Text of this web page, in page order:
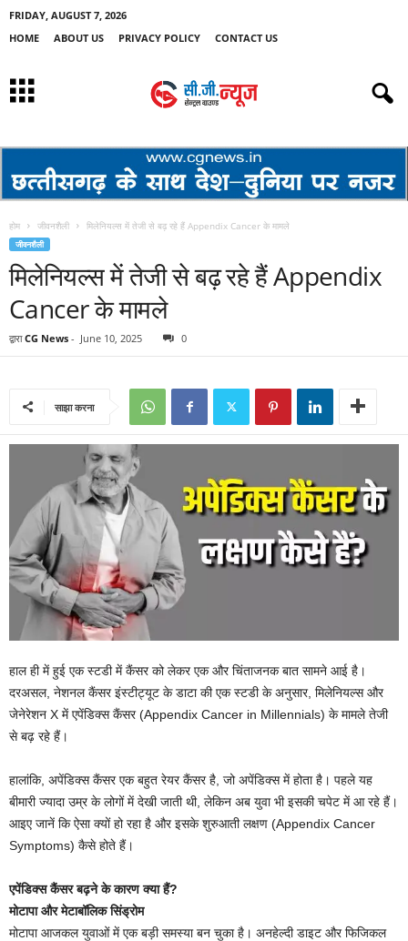
FRIDAY, AUGUST 7, 2026
HOME
ABOUT US PRIVACY POLICY CONTACT US
होम जीवनशैली मिलेनियल्स में तेजी से बढ़ रहे हैं Appendix Cancer के मामले
जीवनशैली
मिलेनियल्स में तेजी से बढ़ रहे हैं Appendix
Cancer के मामले
द्वारा CG News - June 10, 2025 0
साझा करना
हाल ही में हुई एक स्टडी में कैंसर को लेकर एक और चिंताजनक बात सामने आई है।
दरअसल, नेशनल कैंसर इंस्टीट्यूट के डाटा की एक स्टडी के अनुसार, मिलेनियल्स और
जेनेरेशन X में एपेंडिक्स कैंसर (Appendix Cancer in Millennials) के मामले तेजी
से बढ़ रहे हैं।
हालांकि, अपेंडिक्स कैंसर एक बहुत रेयर कैंसर है, जो अपेंडिक्स में होता है। पहले यह
बीमारी ज्यादा उम्र के लोगों में देखी जाती थी, लेकिन अब युवा भी इसकी चपेट में आ रहे हैं।
आइए जानें कि ऐसा क्यों हो रहा है और इसके शुरुआती लक्षण (Appendix Cancer
Symptoms) कैसे होते हैं।
एपेंडिक्स कैंसर बढ़ने के कारण क्या हैं?
मोटापा और मेटाबॉलिक सिंड्रोम
मोटापा आजकल युवाओं में एक बड़ी समस्या बन चुका है। अनहेल्दी डाइट और फिजिकल